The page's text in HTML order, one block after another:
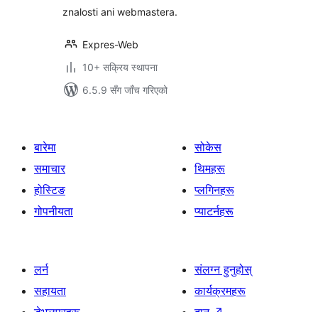
znalosti ani webmastera.
Expres-Web
10+ सक्रिय स्थापना
6.5.9 सँग जाँच गरिएको
बारेमा
समाचार
होस्टिङ
गोपनीयता
सोकेस
थिमहरू
प्लगिनहरू
प्याटर्नहरू
लर्न
सहायता
संलग्न हुनुहोस्
कार्यक्रमहरू